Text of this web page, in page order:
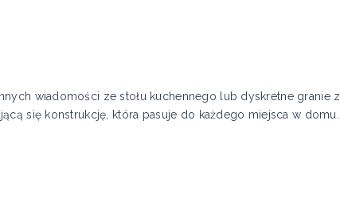
wiadomości ze stołu kuchennego lub dyskretne granie z
się konstrukcję, która pasuje do każdego miejsca w domu.